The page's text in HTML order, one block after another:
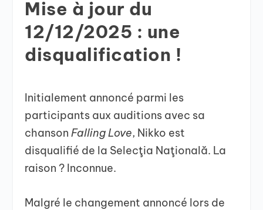
Mise à jour du
12/12/2025 : une
disqualification !
Initialement annoncé parmi les
participants aux auditions avec sa
chansonFalling Love, Nikko est
disqualifié de la Selecţia Naţională. La
raison ? Inconnue.
Malgré le changement annoncé lors de